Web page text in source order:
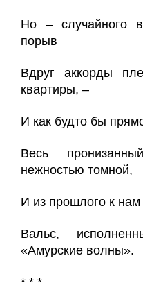
Но – случайного
порыв
Вдруг аккорды
квартиры, –
И как будто бы
Весь
нежностью томной,
И из прошлого к
Вальс,
«Амурские волны».
* * *